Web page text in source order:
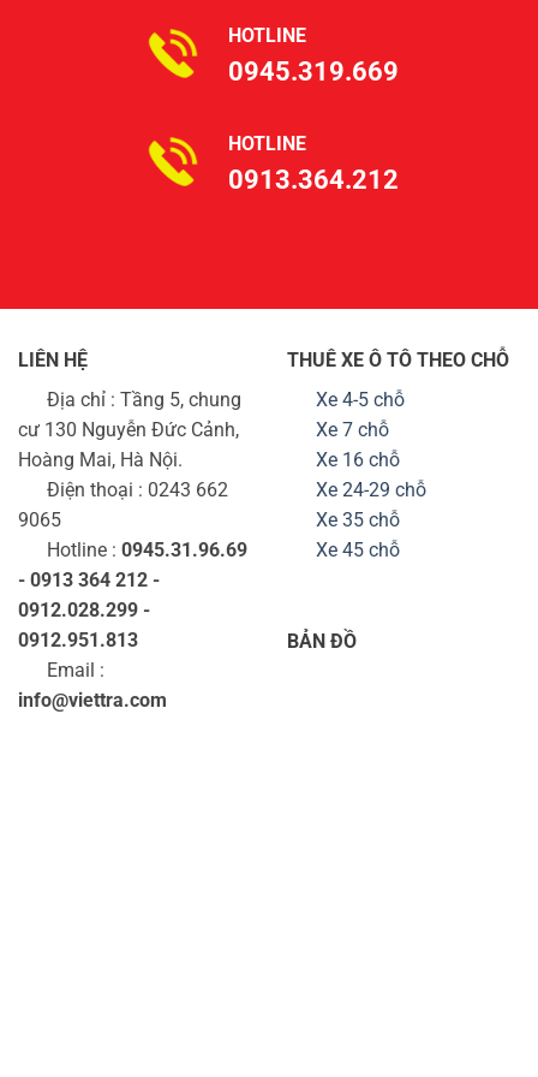
HOTLINE
0945.319.669
HOTLINE
0913.364.212
LIÊN HỆ
Địa chỉ : Tầng 5, chung
cư 130 Nguyễn Đức Cảnh,
Hoàng Mai, Hà Nội.
Điện thoại : 0243 662
9065
Hotline : 0945.31.96.69
- 0913 364 212 -
0912.028.299 -
0912.951.813
Email :
info@viettra.com
THUÊ XE Ô TÔ THEO CHỖ
Xe 4-5 chỗ
Xe 7 chỗ
Xe 16 chỗ
Xe 24-29 chỗ
Xe 35 chỗ
Xe 45 chỗ
BẢN ĐỒ